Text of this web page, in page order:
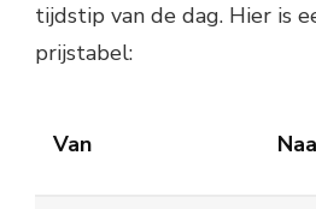
tijdstip van de dag. Hier is
prijstabel:
Van